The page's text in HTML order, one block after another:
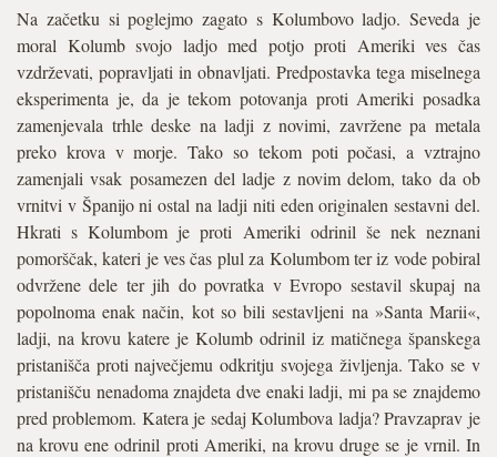
Na začetku si poglejmo zagato s Kolumbovo ladjo. Seveda je
moral Kolumb svojo ladjo med potjo proti Ameriki ves čas
vzdrževati, popravljati in obnavljati. Predpostavka tega miselnega
eksperimenta je, da je tekom potovanja proti Ameriki posadka
zamenjevala trhle deske na ladji z novimi, zavržene pa metala
preko krova v morje. Tako so tekom poti počasi, a vztrajno
zamenjali vsak posamezen del ladje z novim delom, tako da ob
vrnitvi v Španijo ni ostal na ladji niti eden originalen sestavni del.
Hkrati s Kolumbom je proti Ameriki odrinil še nek neznani
pomorščak, kateri je ves čas plul za Kolumbom ter iz vode pobiral
odvržene dele ter jih do povratka v Evropo sestavil skupaj na
popolnoma enak način, kot so bili sestavljeni na »Santa Marii«,
ladji, na krovu katere je Kolumb odrinil iz matičnega španskega
pristanišča proti največjemu odkritju svojega življenja. Tako se v
pristanišču nenadoma znajdeta dve enaki ladji, mi pa se znajdemo
pred problemom. Katera je sedaj Kolumbova ladja? Pravzaprav je
na krovu ene odrinil proti Ameriki, na krovu druge se je vrnil. In